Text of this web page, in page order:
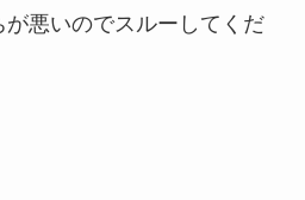
悪いのでスルーしてくだ